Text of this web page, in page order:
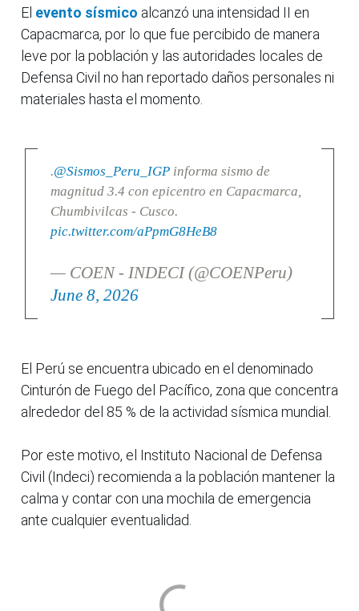
El evento sísmico alcanzó una intensidad II en
Capacmarca, por lo que fue percibido de manera
leve por la población y las autoridades locales de
Defensa Civil no han reportado daños personales ni
materiales hasta el momento.
.@Sismos_Peru_IGPinforma sismo de
magnitud 3.4 con epicentro en Capacmarca,
Chumbivilcas - Cusco.
pic.twitter.com/aPpmG8HeB8
— COEN - INDECI (@COENPeru)
June 8, 2026
El Perú se encuentra ubicado en el denominado
Cinturón de Fuego del Pacífico, zona que concentra
alrededor del 85 % de la actividad sísmica mundial.
Por este motivo, el Instituto Nacional de Defensa
Civil (Indeci) recomienda a la población mantener la
calma y contar con una mochila de emergencia
ante cualquier eventualidad.